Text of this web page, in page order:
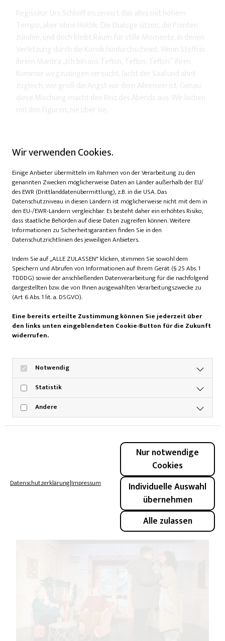
Regisseur Urs Schleiff inszeniert das alles mit hohem
Tempo, aber ohne Hektik. Die Dialoge sitzen, die Pointen
zünden, und doch bleibt Raum für stille Momente, in denen
Verletzung durch die Komik hindurchscheint. Wenn Steffi in
ihrem Mantra „Ich bin aus Teflon, Teflon, Teflon“ ihren
Kummer wegzusingen versucht, lacht der Saal und ahnt
zugleich, wie groß die Angst vor dem Alleinsein ist. Genau
diese Mischung macht den Reiz des Abends aus: Wir lachen
mit den Figuren, nie über sie.
Foto: Oliver Vosshage/Neues Theater Hannover
Ein Ensemble, das Funken
sprüht
Spielfreude. Sandy Schlumm zeigt Steffi als liebenswerte
Mischung aus Klangschalen-Guru und betrogener Ehefrau,
die „Teflon“ Schritt für Schritt gegen Selbstbestimmung
eintauscht. Jana Engel bringt das Publikum mit ihrer
Unbefangenheit zum Lachen. Etwa wenn sie Sprichwörter
herrlich verdreht und mit voller Überzeugung verkündet:
Renate auch immer.“ Maria Caecilia Liedhegener trifft als
Renate mit jeder Pointe das Timing, ohne die Figur zur
Karikatur zu machen. Momme Mommsen als Dr. Jäger und
Kristof Stößel als Hotelchef Peter ergänzen das Frauen-
Trio ideal. Zwei Männer, die zeigen, dass auch sie noch
Wir verwenden Cookies.
Einige Anbieter übermitteln im Rahmen von der Verarbeitung zu den
genannten Zwecken möglicherweise Daten an Länder außerhalb der EU/
des EWR (Drittlanddatenübermittlung), z.B. in die USA. Das
Datenschutzniveau in diesen Ländern ist möglicherweise nicht mit dem in
den EU-/EWR-Ländern vergleichbar. Es besteht daher ein erhöhtes Risiko,
dass staatliche Behörden auf diese Daten zugreifen können. Weitere
Informationen zu Sicherheitsgarantien finden Sie in den
Datenschutzrichtlinien des jeweiligen Anbieters.
Indem Sie auf „ALLE ZULASSEN" klicken, stimmen Sie sowohl dem
Speichern und Abrufen von Informationen auf Ihrem Gerät (§ 25 Abs. 1
TDDDG) sowie der anschließenden Datenverarbeitung für die nachfolgend
dargestellten bzw. die von Ihnen ausgewählten Verarbeitungszwecke zu
(Art 6 Abs. 1 lit. a. DSGVO).
Eine bereits erteilte Zustimmung können Sie jederzeit über
den links unten eingeblendeten Cookie-Button für die Zukunft
widerrufen.
Notwendig
Statistik
Andere
Datenschutzerklärung|Impressum
Nur notwendige
Cookies
Individuelle Auswahl
übernehmen
Alle zulassen